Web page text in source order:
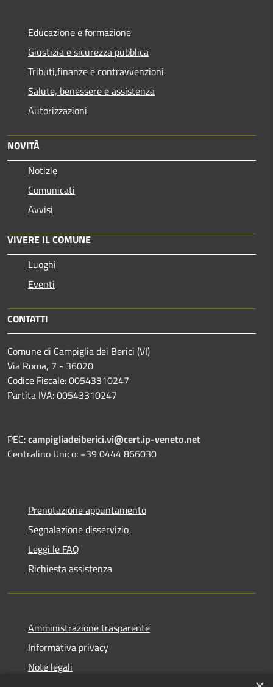
Educazione e formazione
Giustizia e sicurezza pubblica
Tributi,finanze e contravvenzioni
Salute, benessere e assistenza
Autorizzazioni
NOVITÀ
Notizie
Comunicati
Avvisi
VIVERE IL COMUNE
Luoghi
Eventi
CONTATTI
Comune di Campiglia dei Berici (VI)
Via Roma, 7 - 36020
Codice Fiscale: 00543310247
Partita IVA: 00543310247
PEC:campigliadeiberici.vi@cert.ip-veneto.net
Centralino Unico: +39 0444 866030
Prenotazione appuntamento
Segnalazione disservizio
Leggi le FAQ
Richiesta assistenza
Amministrazione trasparente
Informativa privacy
Note legali